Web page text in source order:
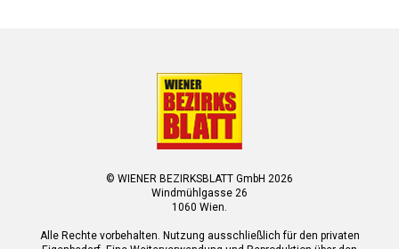
© WIENER BEZIRKSBLATT GmbH 2026
Windmühlgasse 26
1060 Wien.
Alle Rechte vorbehalten. Nutzung ausschließlich für den privaten